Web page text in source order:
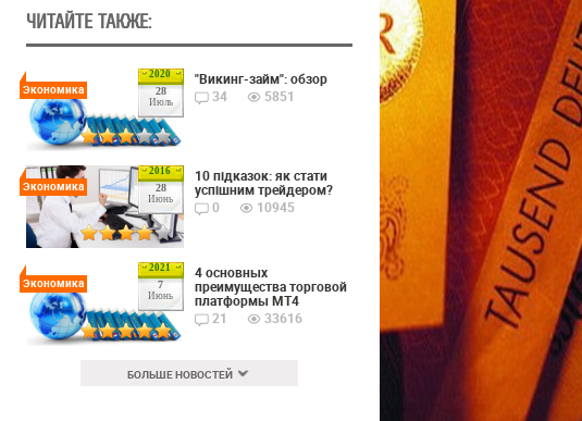
ЧИТАЙТЕ ТАКЖЕ:
2020
28
Июль
Экономика
"Викинг-займ": обзор
34
5851
2016
28
Июнь
Экономика
10 підказок: як стати
успішним трейдером?
0
10945
2021
7
Июнь
Экономика
4 основных
преимущества торговой
платформы MT4
21
33616
БОЛЬШЕ НОВОСТЕЙ